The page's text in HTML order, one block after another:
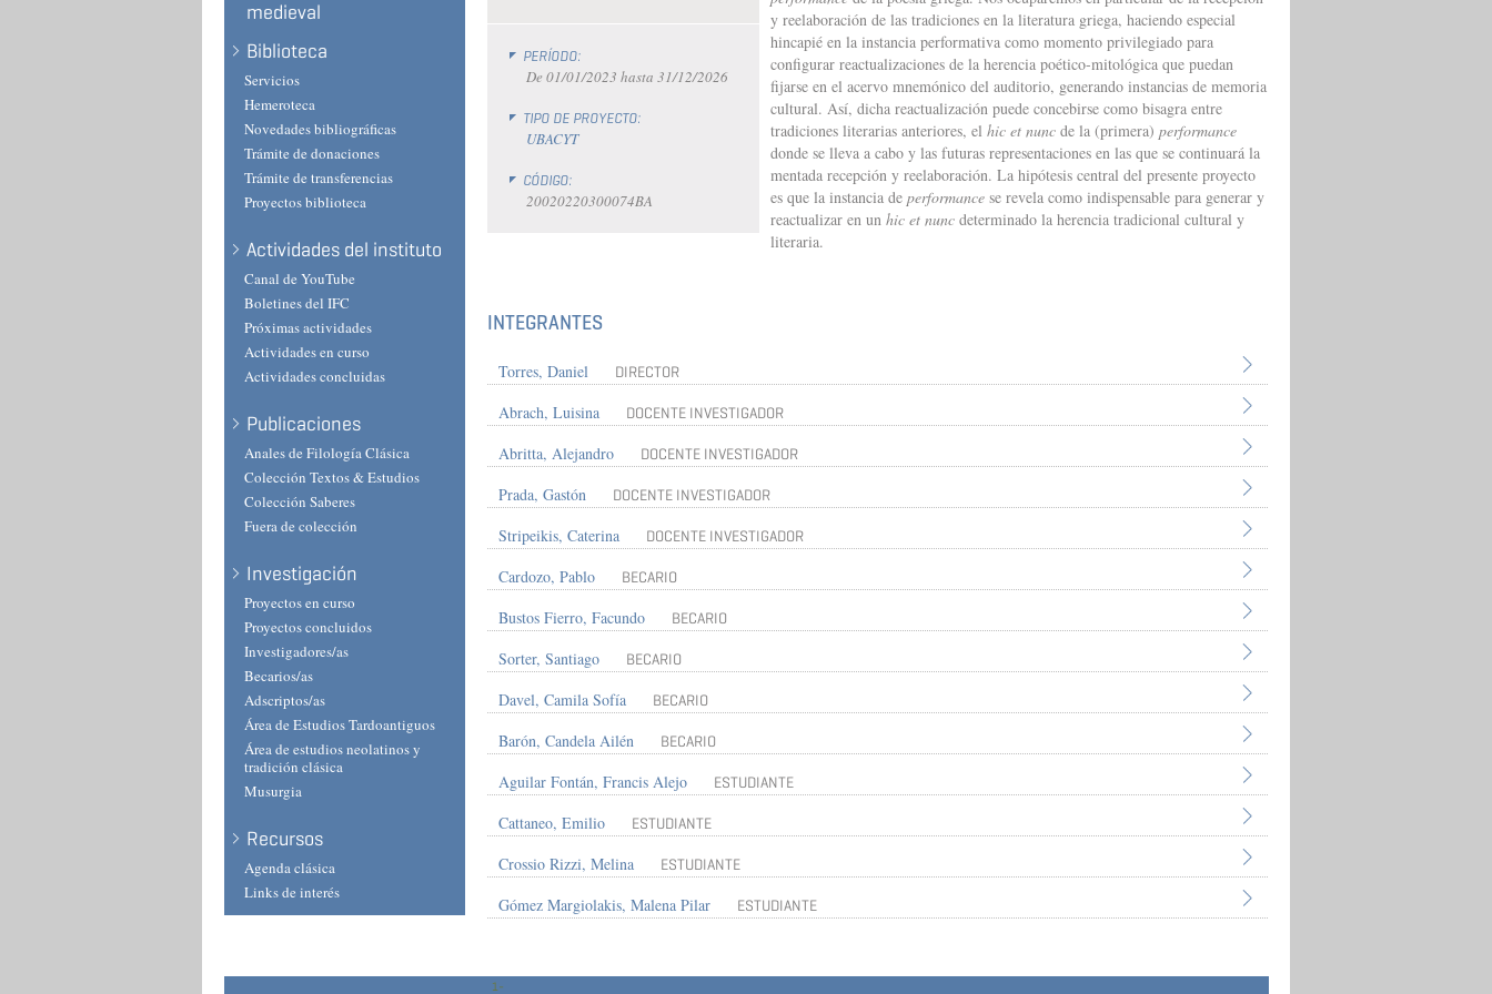
medieval
Biblioteca
Servicios
Hemeroteca
Novedades bibliográficas
Trámite de donaciones
Trámite de transferencias
Proyectos biblioteca
Actividades del instituto
Canal de YouTube
Boletines del IFC
Próximas actividades
Actividades en curso
Actividades concluidas
Publicaciones
Anales de Filología Clásica
Colección Textos & Estudios
Colección Saberes
Fuera de colección
Investigación
Proyectos en curso
Proyectos concluidos
Investigadores/as
Becarios/as
Adscriptos/as
Área de Estudios Tardoantiguos
Área de estudios neolatinos y
tradición clásica
Musurgia
Recursos
Agenda clásica
Links de interés
y reelaboración de las tradiciones en la literatura griega, haciendo especial
hincapié en la instancia performativa como momento privilegiado para
configurar reactualizaciones de la herencia poético-mitológica que puedan
fijarse en el acervo mnemónico del auditorio, generando instancias de memoria
cultural. Así, dicha reactualización puede concebirse como bisagra entre
tradiciones literarias anteriores, el hic et nunc de la (primera) performance
donde se lleva a cabo y las futuras representaciones en las que se continuará la
mentada recepción y reelaboración. La hipótesis central del presente proyecto
es que la instancia de performance se revela como indispensable para generar y
reactualizar en un hic et nunc determinado la herencia tradicional cultural y
literaria.
PERÍODO:
De 01/01/2023 hasta 31/12/2026
TIPO DE PROYECTO:
UBACYT
CÓDIGO:
20020220300074BA
INTEGRANTES
Torres, Daniel DIRECTOR
Abrach, Luisina DOCENTE INVESTIGADOR
Abritta, Alejandro DOCENTE INVESTIGADOR
Prada, Gastón DOCENTE INVESTIGADOR
Stripeikis, Caterina DOCENTE INVESTIGADOR
Cardozo, Pablo BECARIO
Bustos Fierro, Facundo BECARIO
Sorter, Santiago BECARIO
Davel, Camila Sofía BECARIO
Barón, Candela Ailén BECARIO
Aguilar Fontán, Francis Alejo ESTUDIANTE
Cattaneo, Emilio ESTUDIANTE
Crossio Rizzi, Melina ESTUDIANTE
Gómez Margiolakis, Malena Pilar ESTUDIANTE